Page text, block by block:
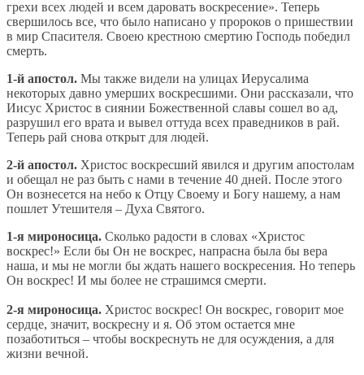
грехи всех людей и всем даровать воскресение». Теперь
свершилось все, что было написано у пророков о пришествии
в мир Спасителя. Своею крестною смертию Господь победил
смерть.
1-й апостол. Мы также видели на улицах Иерусалима
некоторых давно умерших воскресшими. Они рассказали, что
Иисус Христос в сиянии Божественной славы сошел во ад,
разрушил его врата и вывел оттуда всех праведников в рай.
Теперь рай снова открыт для людей.
2-й апостол. Христос воскресший явился и другим апостолам
и обещал не раз быть с нами в течение 40 дней. После этого
Он вознесется на небо к Отцу Своему и Богу нашему, а нам
пошлет Утешителя – Духа Святого.
1-я мироносица. Сколько радости в словах «Христос
воскрес!» Если бы Он не воскрес, напрасна была бы вера
наша, и мы не могли бы ждать нашего воскресения. Но теперь
Он воскрес! И мы более не страшимся смерти.
2-я мироносица. Христос воскрес! Он воскрес, говорит мое
сердце, значит, воскресну и я. Об этом остается мне
позаботиться – чтобы воскреснуть не для осуждения, а для
жизни вечной.